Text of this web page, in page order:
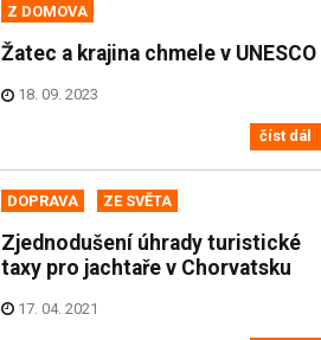
Z DOMOVA
Žatec a krajina chmele v UNESCO
18. 09. 2023
číst dál
DOPRAVA ZE SVĚTA
Zjednodušení úhrady turistické
taxy pro jachtaře v Chorvatsku
17. 04. 2021